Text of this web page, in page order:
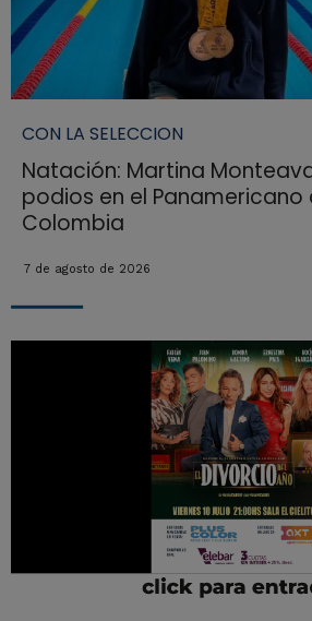
CON LA SELECCION
Natación: Martina
podios en el
Colombia
7 de agosto de 2026